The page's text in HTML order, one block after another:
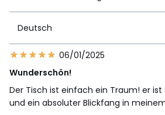
Deutsch
06/01/2025
Wunderschön!
Der Tisch ist einfach ein Traum! er ist
und ein absoluter Blickfang in